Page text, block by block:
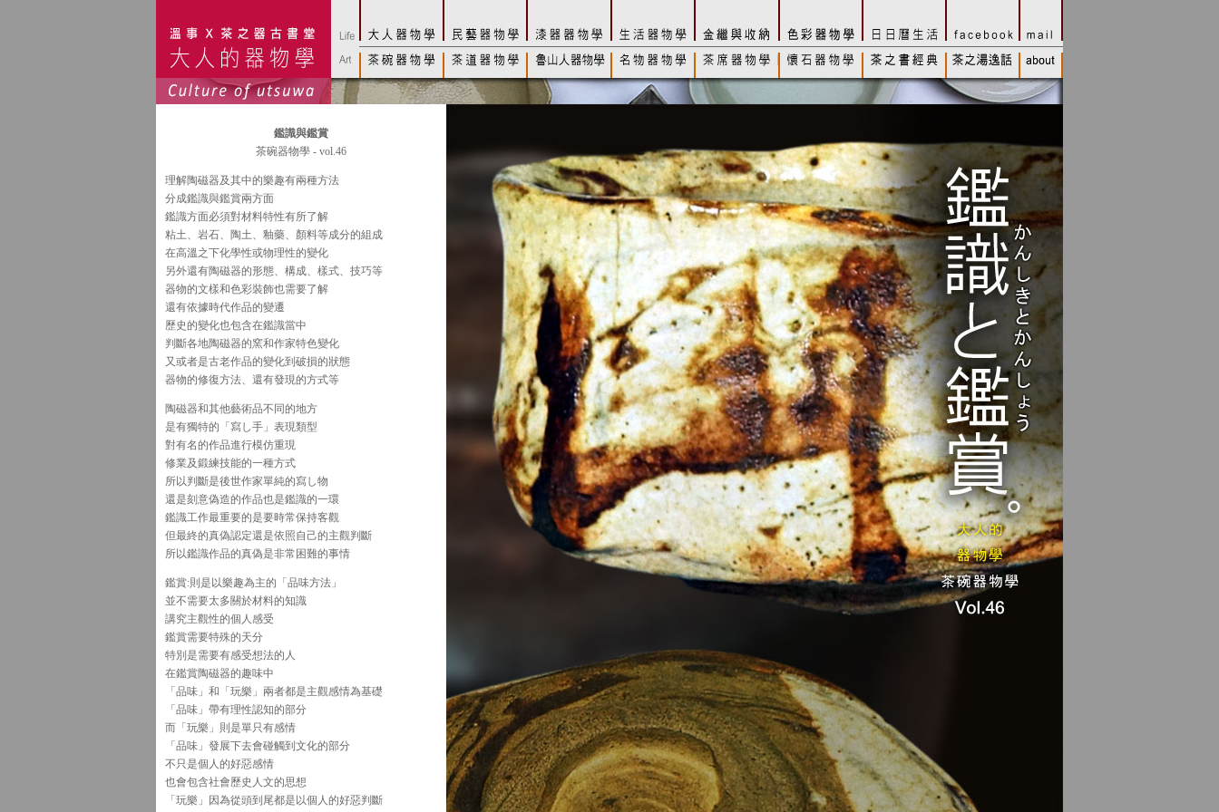
鑑識與鑑賞
茶碗器物學 - vol.46
理解陶磁器及其中的樂趣有兩種方法
分成鑑識與鑑賞兩方面
鑑識方面必須對材料特性有所了解
粘土、岩石、陶土、釉藥、顏料等成分的組成
在高溫之下化學性或物理性的變化
另外還有陶磁器的形態、構成、樣式、技巧等
器物的文樣和色彩裝飾也需要了解
還有依據時代作品的變遷
歷史的變化也包含在鑑識當中
判斷各地陶磁器的窯和作家特色變化
又或者是古老作品的變化到破損的狀態
器物的修復方法、還有發現的方式等
陶磁器和其他藝術品不同的地方
是有獨特的「寫し手」表現類型
對有名的作品進行模仿重現
修業及鍛練技能的一種方式
所以判斷是後世作家單純的寫し物
還是刻意偽造的作品也是鑑識的一環
鑑識工作最重要的是要時常保持客觀
但最終的真偽認定還是依照自己的主觀判斷
所以鑑識作品的真偽是非常困難的事情
鑑賞:則是以樂趣為主的「品味方法」
並不需要太多關於材料的知識
講究主觀性的個人感受
鑑賞需要特殊的天分
特別是需要有感受想法的人
在鑑賞陶磁器的趣味中
「品味」和「玩樂」兩者都是主觀感情為基礎
「品味」帶有理性認知的部分
而「玩樂」則是單只有感情
「品味」發展下去會碰觸到文化的部分
不只是個人的好惡感情
也會包含社會歷史人文的思想
「玩樂」因為從頭到尾都是以個人的好惡判斷